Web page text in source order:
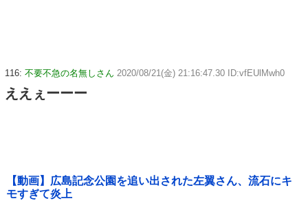
116: 不要不急の名無しさん 2020/08/21(金) 21:16:47.30 ID:vfEUlMwh0
ええぇーーー
【動画】広島記念公園を追い出された左翼さん、流石にキ
モすぎて炎上